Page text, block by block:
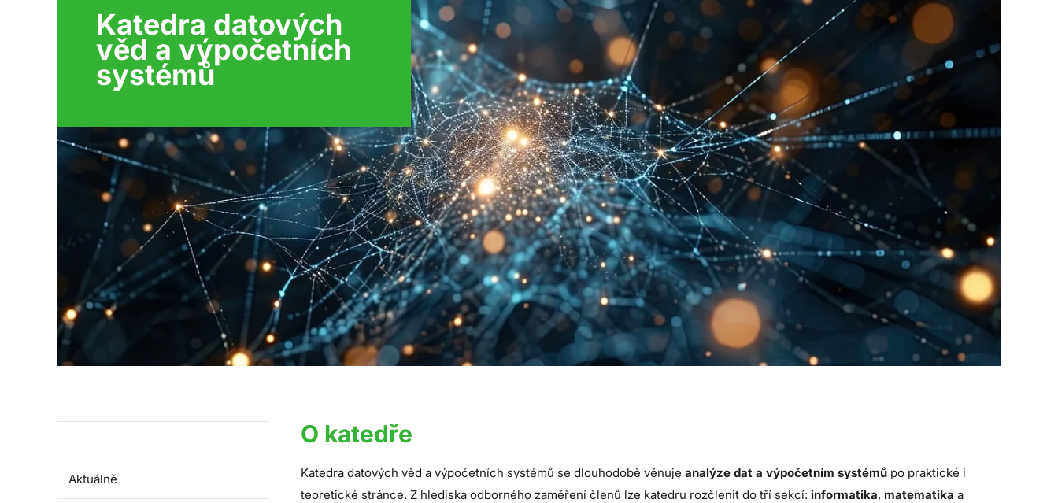
Katedra datových
věd a výpočetních
systémů
Aktuálně
O katedře
Katedra datových věd a výpočetních systémů se dlouhodobě věnuje analýze dat a výpočetním systémů po praktické i
teoretické stránce. Z hlediska odborného zaměření členů lze katedru rozčlenit do tří sekcí: informatika, matematika a